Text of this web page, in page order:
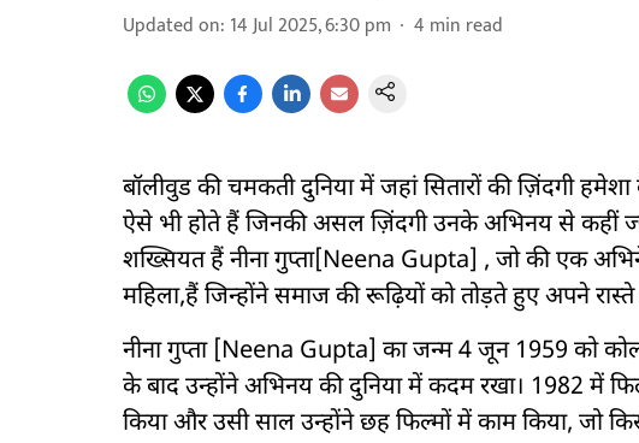
Updated on: 14 Jul 2025, 6:30 pm 4 min read
बॉलीवुड की चमकती दुनिया में जहां सितारों की ज़िंदगी
ऐसे भी होते हैं जिनकी असल ज़िंदगी उनके अभिनय से कहीं
शख्सियत हैं नीना गुप्ता[Neena Gupta] , जो की एक
महिला,हैं जिन्होंने समाज की रूढ़ियों को तोड़ते हुए अपने
नीना गुप्ता [Neena Gupta] का जन्म 4 जून 1959 को
के बाद उन्होंने अभिनय की दुनिया में कदम रखा। 1982 में
किया और उसी साल उन्होंने छह फिल्मों में काम किया, जो